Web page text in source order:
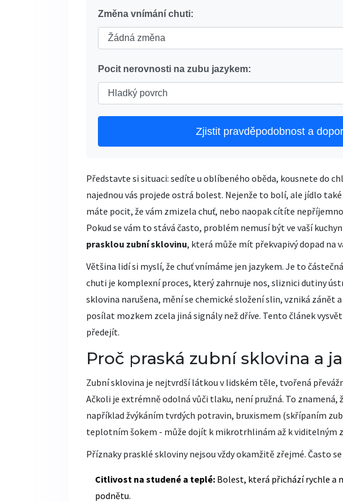
Změna vnímání chuti:
Pocit nerovnosti na zubu jazykem:
Zjistit pravděpodobnost a
Představte si situaci: sedíte u oblíbeného oběda, kousnete do
najednou vás projede ostrá bolest. Nejenže to bolí, ale jídlo
máte pocit, že vám zmizela chuť, nebo naopak cítíte
Pokud se vám to stává často, problém nemusí být ve vaší
prasklou zubní sklovinu, která může mít překvapivý dopad na
Většina lidí si myslí, že chuť vnímáme jen jazykem. Je to
chuti je komplexní proces, který zahrnuje nos, sliznici dutiny
sklovina narušena, mění se chemické složení slin, vzniká zánět
posílat mozkem zcela jiná signály než dříve. Tento článek
předejít.
Proč praská zubní sklovina a
Zubní sklovina je nejtvrdší látkou v lidském těle, tvořená
Ačkoli je extrémně odolná vůči tlaku, není pružná. To znamená,
například žvýkáním tvrdých potravin, bruxismem (skřípaním
teplotním šokem - může dojít k mikrotrhlinám až k viditelným
Příznaky prasklé skloviny nejsou vždy okamžitě zřejmé. Často
Citlivost na studené a teplé: Bolest, která přichází rychle a
podnětu.